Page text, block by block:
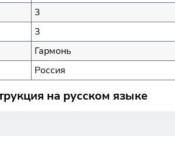
3
3
Гармонь
Россия
на русском языке